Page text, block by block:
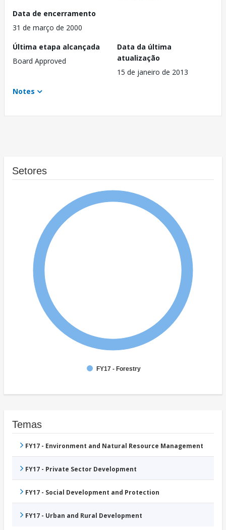
Data de encerramento
31 de março de 2000
Última etapa alcançada
Board Approved
Data da última
atualização
15 de janeiro de 2013
Notes
Setores
FY17 - Forestry
Temas
FY17 - Environment and Natural Resource Management
FY17 - Private Sector Development
FY17 - Social Development and Protection
FY17 - Urban and Rural Development